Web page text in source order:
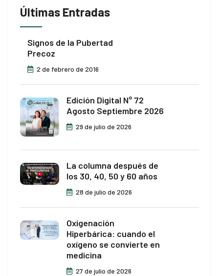
Últimas Entradas
Signos de la Pubertad
Precoz
2 de febrero de 2016
Edición Digital N° 72
Agosto Septiembre 2026
29 de julio de 2026
La columna después de
los 30, 40, 50 y 60 años
28 de julio de 2026
Oxigenación
Hiperbárica: cuando el
oxígeno se convierte en
medicina
27 de julio de 2026